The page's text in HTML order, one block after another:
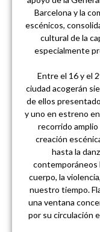
Barcelona y la
escénicos,
cultural de la
especialmente
Entre el 16 y el
ciudad acogerán
de ellos
y uno en estreno
recorrido
creación
hasta la
contemporáneos
cuerpo, la
nuestro tiempo.
una ventana
por su circulación